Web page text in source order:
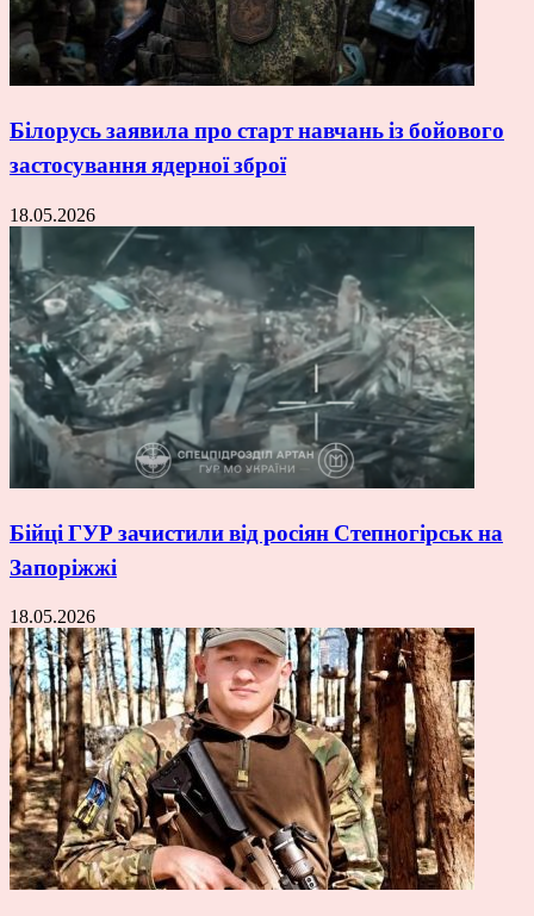
Білорусь заявила про старт навчань із бойового
застосування ядерної зброї
18.05.2026
Бійці ГУР зачистили від росіян Степногірськ на
Запоріжжі
18.05.2026